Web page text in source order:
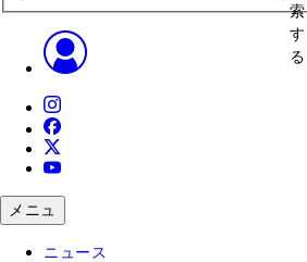
索
す
る
メニュ
ニュース